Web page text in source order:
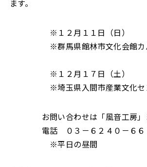
ます。
※１２月１１日（日）
※群馬県館林市文化会館カル
※１２月１７日（土）
※埼玉県入間市産業文化セ
お問い合わせは「風音工房」
電話 ０３－６２４０－６６
※平日の昼間